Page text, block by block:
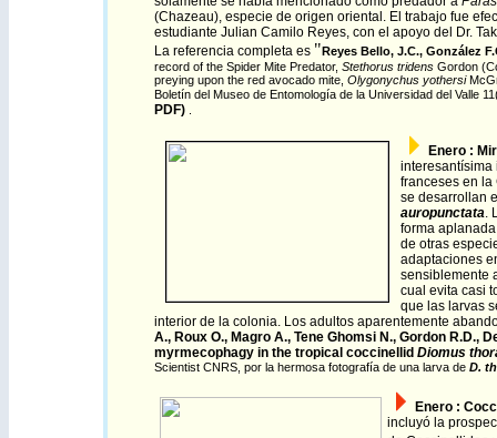
(Chazeau), especie de origen oriental. El trabajo fue
estudiante Julian Camilo Reyes, con el apoyo del Dr.
La referencia completa es "Reyes Bello, J.C., González
record of the Spider Mite Predator, Stethorus tridens Gordon
preying upon the red avocado mite, Olygonychus yothersi
Boletín del Museo de Entomología de la Universidad del Valle
PDF)
Enero :
interesantísima
franceses en
se desarrollan
auropunctata.
forma
de otras
adaptaciones
sensiblemente
cual evita casi
que las larvas
interior de la colonia. Los adultos aparentemente
A., Roux O., Magro A., Tene Ghomsi N., Gordon
myrmecophagy in the tropical coccinellid Diomus
Scientist CNRS, por la hermosa fotografía de una larva de D.
Enero :
incluyó la